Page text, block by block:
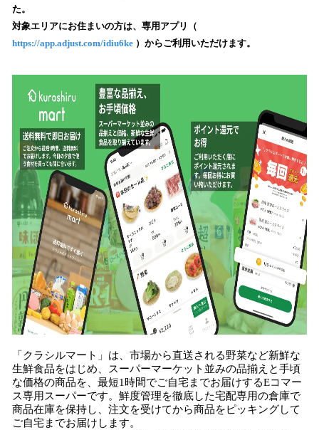
込
み
中
す
た。
対象エリアにお住まいの方は、専用アプリ（
https://app.adjust.com/idiu6ke ）からご利用いただけます。
「クラシルマート」は、市場から直送される野菜など新鮮な
生鮮食品をはじめ、スーパーマーケット並みの品揃えと手頃
な価格の商品を、最短1時間でご自宅までお届けするEコマー
ス専用スーパーです。鮮度管理を徹底した宅配専用の倉庫で
商品在庫を保持し、注文を受けてから商品をピッキングして
ご自宅までお届けします。